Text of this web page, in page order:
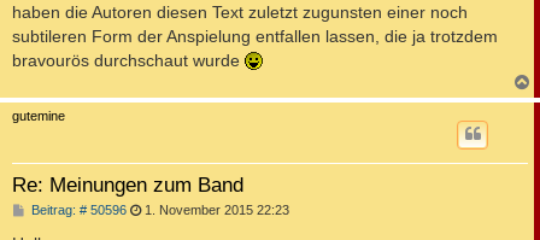
haben die Autoren diesen Text zuletzt zugunsten einer noch
subtileren Form der Anspielung entfallen lassen, die ja trotzdem
bravourös durchschaut wurde
a
gutemine
Re: Meinungen zum Band
Beitrag: # 50596B 1. November 2015 22:23